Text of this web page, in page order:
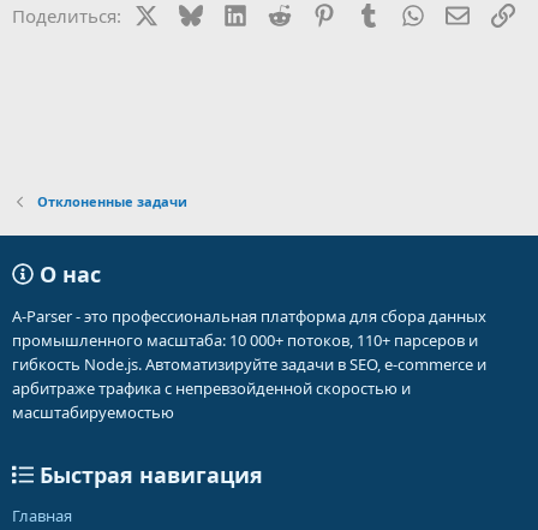
Поделиться: BlueskyLinkedIn
Reddit PinterestTumblr WhatsApp
Отклоненные задачи
О нас
A-Parser - это профессиональная платформа для сбора данных
промышленного масштаба: 10 000+ потоков, 110+ парсеров и
гибкость Node.js. Автоматизируйте задачи в SEO, e-commerce и
арбитраже трафика с непревзойденной скоростью и
масштабируемостью
Быстрая навигация
Главная